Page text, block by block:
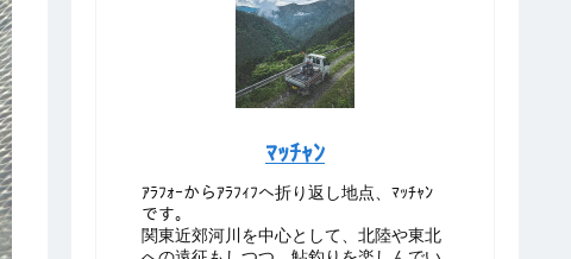
ﾏｯﾁｬﾝ
ｱﾗﾌｫｰからｱﾗﾌｨﾌへ折り返し地点、ﾏｯﾁｬﾝ
です。
関東近郊河川を中心として、北陸や東北